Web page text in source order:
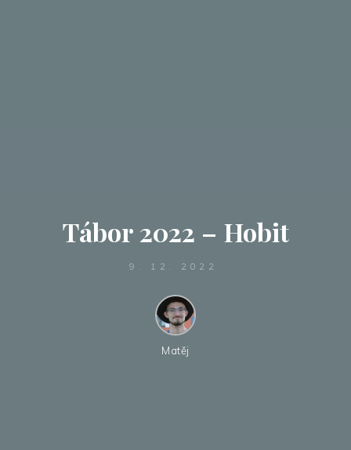
Tábor 2022 – Hobit
9. 12. 2022
Matěj